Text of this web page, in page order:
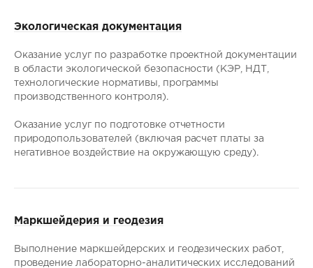
Экологическая документация
Оказание услуг по разработке проектной документации
в области экологической безопасности (КЭР, НДТ,
технологические нормативы, программы
производственного контроля).
Оказание услуг по подготовке отчетности
природопользователей (включая расчет платы за
негативное воздействие на окружающую среду).
Маркшейдерия и геодезия
Выполнение маркшейдерских и геодезических работ,
проведение лабораторно-аналитических исследований